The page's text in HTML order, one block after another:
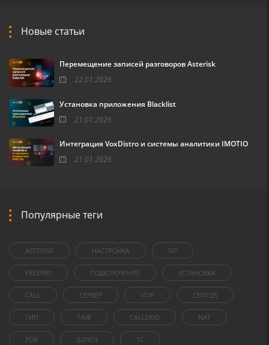
Новые статьи
Перемещение записей разговоров Asterisk
22.01.2026
Установка приложения Blacklist
21.01.2026
Интеграция VoxDistro и системы аналитики IMOTIO
21.01.2026
Популярные теги
ASTERISK НАСТРОЙКА SIP
FREEPBX ПОДКЛЮЧЕНИЕ УСТАНОВКА
CALL СЕРВЕР VOIP CENTOS
ТИП TIME CALLERID NAT
FOR ШЛЮЗ 1C